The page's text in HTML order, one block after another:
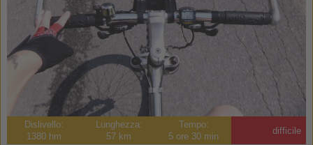
Dislivello:
1380 hm
Lunghezza:
57 km
Tempo:
5 ore 30 min
difficile